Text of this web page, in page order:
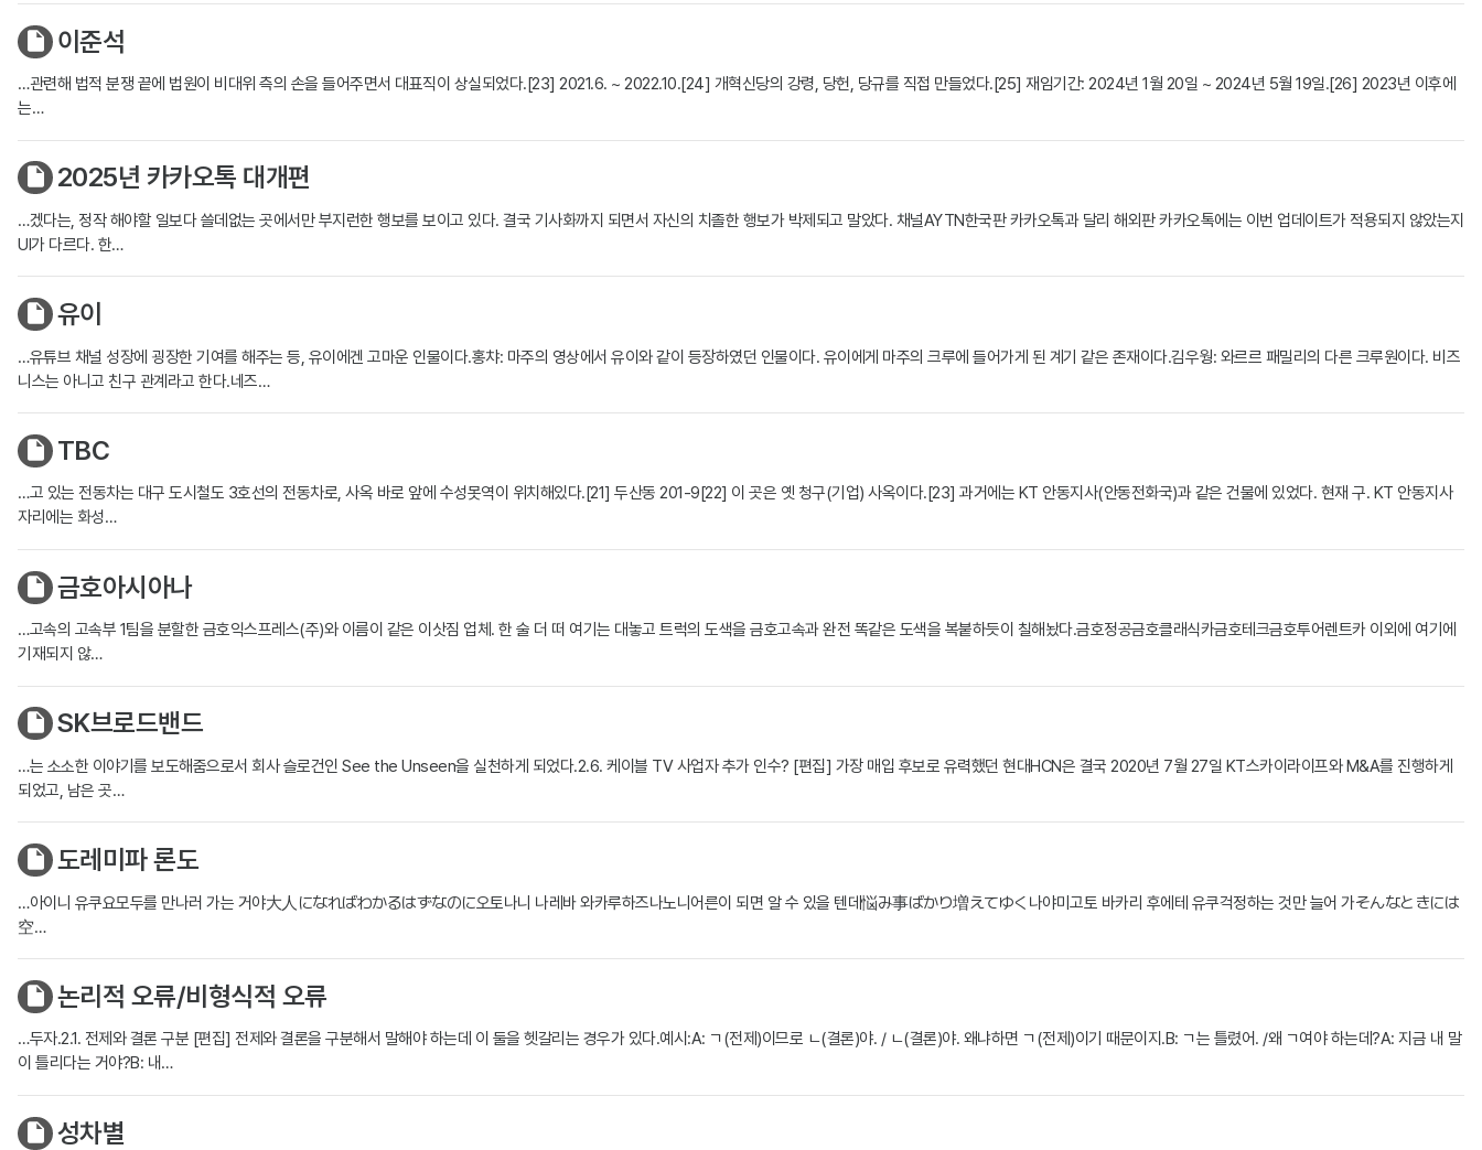
이준석
…관련해 법적 분쟁 끝에 법원이 비대위 측의 손을 들어주면서 대표직이 상실되었다.[23] 2021.6. ~ 2022.10.[24] 개혁신당의 강령, 당헌, 당규를 직접 만들었다.[25] 재임기간: 2024년 1월 20일 ~ 2024년 5월 19일.[26] 2023년 이후에
는…
2025년 카카오톡 대개편
…겠다는, 정작 해야할 일보다 쓸데없는 곳에서만 부지런한 행보를 보이고 있다. 결국 기사화까지 되면서 자신의 치졸한 행보가 박제되고 말았다. 채널AYTN한국판 카카오톡과 달리 해외판 카카오톡에는 이번 업데이트가 적용되지 않았는지
UI가 다르다. 한…
유이
…유튜브 채널 성장에 굉장한 기여를 해주는 등, 유이에겐 고마운 인물이다.홍챠: 마주의 영상에서 유이와 같이 등장하였던 인물이다. 유이에게 마주의 크루에 들어가게 된 계기 같은 존재이다.김우웡: 와르르 패밀리의 다른 크루원이다. 비즈
니스는 아니고 친구 관계라고 한다.네즈…
TBC
…고 있는 전동차는 대구 도시철도 3호선의 전동차로, 사옥 바로 앞에 수성못역이 위치해있다.[21] 두산동 201-9[22] 이 곳은 옛 청구(기업) 사옥이다.[23] 과거에는 KT 안동지사(안동전화국)과 같은 건물에 있었다. 현재 구. KT 안동지사
자리에는 화성…
금호아시아나
…고속의 고속부 1팀을 분할한 금호익스프레스(주)와 이름이 같은 이삿짐 업체. 한 술 더 떠 여기는 대놓고 트럭의 도색을 금호고속과 완전 똑같은 도색을 복붙하듯이 칠해놨다.금호정공금호클래식카금호테크금호투어렌트카 이외에 여기에
기재되지 않…
SK브로드밴드
…는 소소한 이야기를 보도해줌으로서 회사 슬로건인 See the Unseen을 실천하게 되었다.2.6. 케이블 TV 사업자 추가 인수? [편집] 가장 매입 후보로 유력했던 현대HCN은 결국 2020년 7월 27일 KT스카이라이프와 M&A를 진행하게
되었고, 남은 곳…
도레미파 론도
…아이니 유쿠요모두를 만나러 가는 거야大人になればわかるはずなのに오토나니 나레바 와카루하즈나노니어른이 되면 알 수 있을 텐데悩み事ばかり増えてゆく나야미고토 바카리 후에테 유쿠걱정하는 것만 늘어 가そんなときには
空…
논리적 오류/비형식적 오류
…두자.2.1. 전제와 결론 구분 [편집] 전제와 결론을 구분해서 말해야 하는데 이 둘을 헷갈리는 경우가 있다.예시:A: ㄱ(전제)이므로 ㄴ(결론)야. / ㄴ(결론)야. 왜냐하면 ㄱ(전제)이기 때문이지.B: ㄱ는 틀렸어. /왜 ㄱ여야 하는데?A: 지금 내 말
이 틀리다는 거야?B: 내…
성차별